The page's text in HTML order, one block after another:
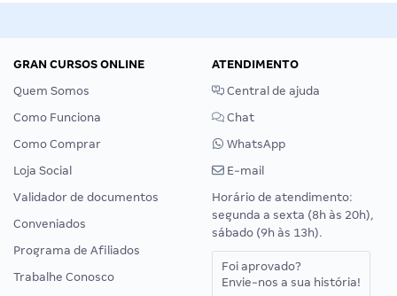
GRAN CURSOS ONLINE
Quem Somos
Como Funciona
Como Comprar
Loja Social
Validador de documentos
Conveniados
Programa de Afiliados
Trabalhe Conosco
ATENDIMENTO
Central de ajuda
Chat
WhatsApp
E-mail
Horário de atendimento:
segunda a sexta (8h às 20h),
sábado (9h às 13h).
Foi aprovado?
Envie-nos a sua história!